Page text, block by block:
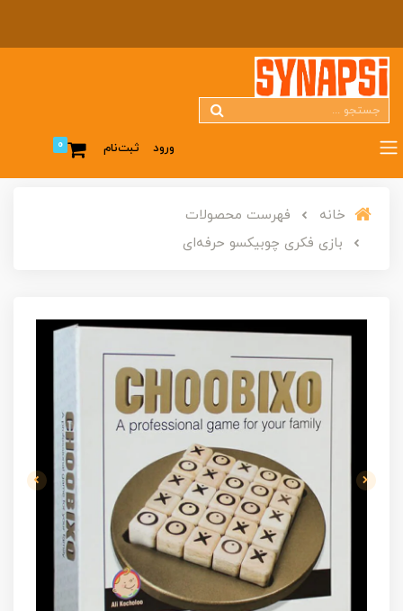
ورود ثبت‌نام 0
خانه
فهرست محصولات
بازی فکری چوبیکسو حرفه‌ای